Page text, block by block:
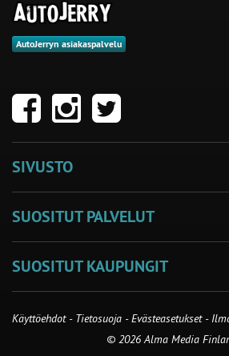
AutoJerryn asiakaspalvelu
SIVUSTO
SUOSITUT PALVELUT
SUOSITUT KAUPUNGIT
Käyttöehdot - Tietosuoja -Evästeasetukset-
© 2026 Alma Media